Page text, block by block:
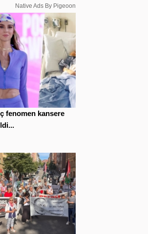
Native Ads By Pigeoon
fenomen kansere